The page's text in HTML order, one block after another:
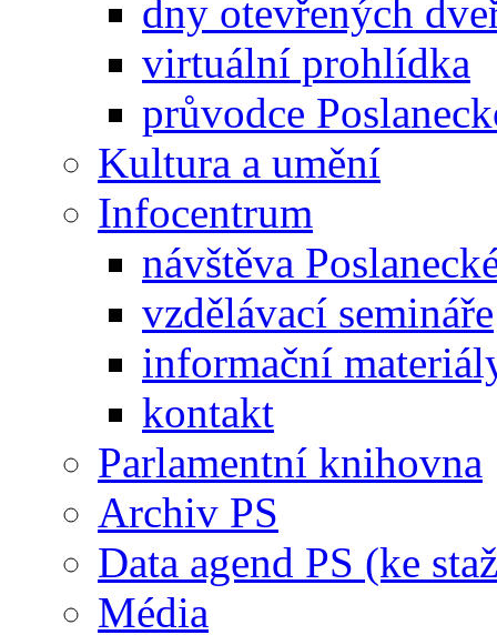
dny otevřených
virtuální prohlídka
průvodce
Kultura a umění
Infocentrum
návštěva
vzdělávací semináře
informační
kontakt
Parlamentní knihovna
Archiv PS
Data agend PS (ke
Média